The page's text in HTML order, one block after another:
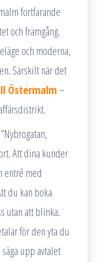
fortfarande
och framgång.
och moderna,
Särskilt när det
Östermalm–
Att dina kunder
entré med
du kan boka
utan att blinka.
för den yta du
upp avtalet